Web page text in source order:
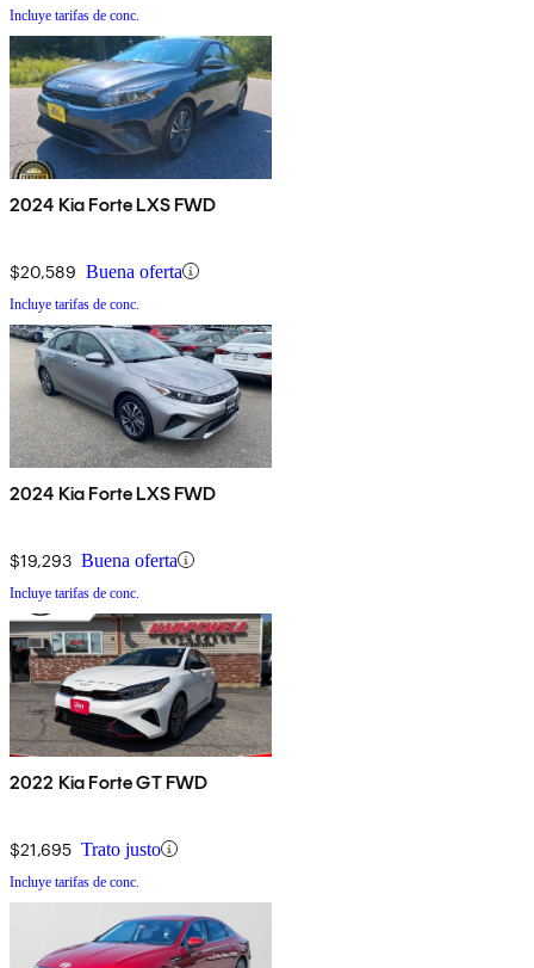
Incluye tarifas de conc.
2024 Kia Forte LXS FWD
$20,589 Buena oferta
Incluye tarifas de conc.
2024 Kia Forte LXS FWD
$19,293 Buena oferta
Incluye tarifas de conc.
2022 Kia Forte GT FWD
$21,695 Trato justo
Incluye tarifas de conc.